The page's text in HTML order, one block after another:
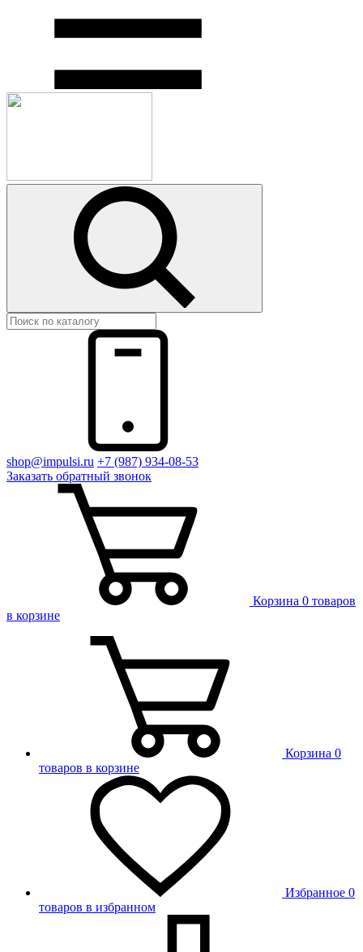
shop@impulsi.ru +7 (987) 934-08-53
Заказать обратный звонок
Корзина 0 товаров
в корзине
Корзина 0
товаров в корзине
Избранное 0
товаров в избранном